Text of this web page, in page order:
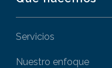
Servicios
Nuestro enfoque